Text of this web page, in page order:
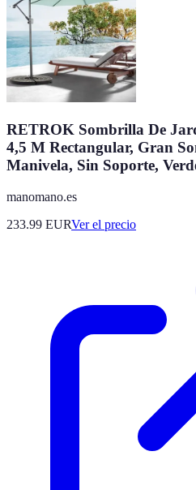
RETROK Sombrilla De
4,5 M Rectangular, Gran
Manivela, Sin Soporte,
manomano.es
233.99 EURVer el precio